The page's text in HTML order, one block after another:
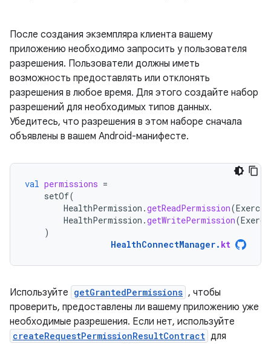
После создания экземпляра клиента вашему
приложению необходимо запросить у пользователя
разрешения. Пользователи должны иметь
возможность предоставлять или отклонять
разрешения в любое время. Для этого создайте набор
разрешений для необходимых типов данных.
Убедитесь, что разрешения в этом наборе сначала
объявлены в вашем Android-манифесте.
val permissions =
setOf(
HealthPermission .getReadPermission(
HealthPermission .getWritePermission(
)
HealthConnectManager. kt
Используйте getGrantedPermissions , чтобы
проверить, предоставлены ли вашему приложению уже
необходимые разрешения. Если нет, используйте
createRequestPermissionResultContract для